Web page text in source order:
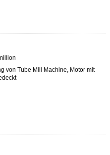
von Tube Mill Machine, Motor mit